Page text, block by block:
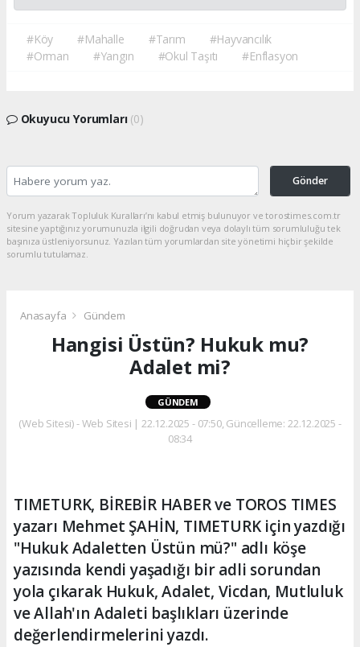
#Köy #Mahalle #Tarım
#Hayvancılık
#Orman
#Yangın #Okul Taşıtı #Enflasyon
Okuyucu Yorumları (0)
Gönder
Yorum yazarak Topluluk Kuralları’nı kabul etmiş bulunuyor ve torostimes.com.tr
sitesine yaptığınız yorumunuzla ilgili doğrudan veya dolaylı tüm sorumluluğu tek
başınıza üstleniyorsunuz. Yazılan tüm yorumlardan site yönetimi hiçbir şekilde
sorumlu tutulamaz.
Anasayfa Gündem
Hangisi Üstün? Hukuk mu?
Adalet mi?
GÜNDEM
(Web Sitesi) - Web Sitesi | 22.12.2025 - 07:50, Güncelleme: 22.12.2025 -
08:34
TIMETURK, BİREBİR HABER ve TOROS TIMES
yazarı Mehmet ŞAHİN, TIMETURK için yazdığı
"Hukuk Adaletten Üstün mü?" adlı köşe
yazısında kendi yaşadığı bir adli sorundan
yola çıkarak Hukuk, Adalet, Vicdan, Mutluluk
ve Allah'ın Adaleti başlıkları üzerinde
değerlendirmelerini yazdı.